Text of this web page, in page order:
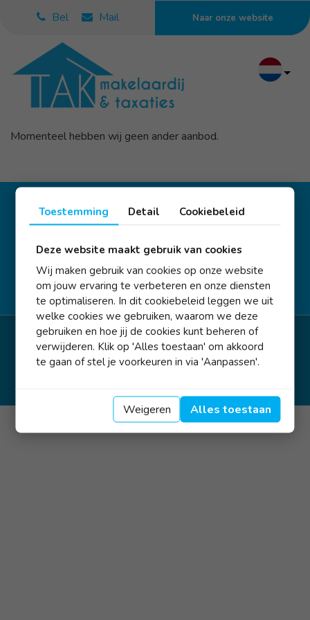
Bel Mail Naar onze website
Momenteel hebben wij geen ander aanbod.
Volg ons op
copyright © Tak Makelaardij & Taxaties
Toestemming Detail Cookiebeleid
Deze website maakt gebruik van cookies
Wij maken gebruik van cookies op onze website
om jouw ervaring te verbeteren en onze diensten
te optimaliseren. In dit cookiebeleid leggen we uit
welke cookies we gebruiken, waarom we deze
gebruiken en hoe jij de cookies kunt beheren of
verwijderen. Klik op 'Alles toestaan' om akkoord
te gaan of stel je voorkeuren in via 'Aanpassen'.
Weigeren Alles toestaan